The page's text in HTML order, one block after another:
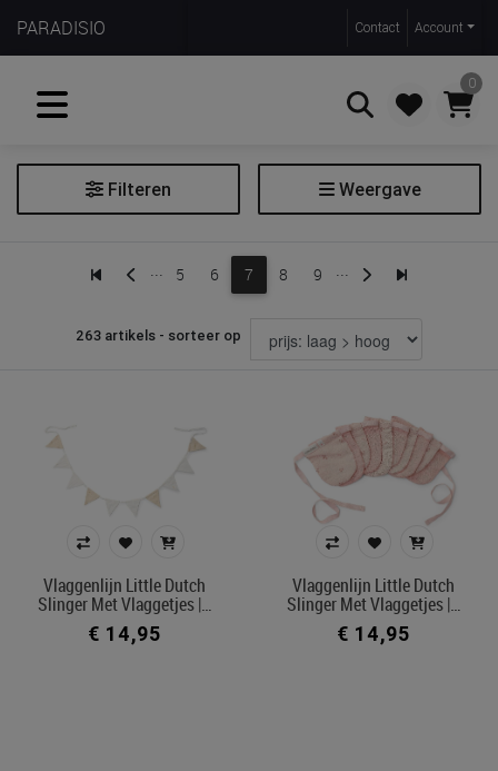
PARADISIO Contact Account
0
Zoeken
Filteren Weergave
€ 1 € 149
... 5 6 7 8 9 ...
263 artikels - sorteer op
Vlaggenlijn Little Dutch
Slinger Met Vlaggetjes |…
€ 14,95
Vlaggenlijn Little Dutch
Slinger Met Vlaggetjes |…
€ 14,95